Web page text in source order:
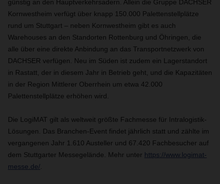
günstig an den Hauptverkehrsadern. Allein die Gruppe DACHSER
Kornwestheim verfügt über knapp 150.000 Palettenstellplätze
rund um Stuttgart – neben Kornwestheim gibt es auch
Warehouses an den Standorten Rottenburg und Öhringen, die
alle über eine direkte Anbindung an das Transportnetzwerk von
DACHSER verfügen. Neu im Süden ist zudem ein Lagerstandort
in Rastatt, der in diesem Jahr in Betrieb geht, und die Kapazitäten
in der Region Mittlerer Oberrhein um etwa 42.000
Palettenstellplätze erhöhen wird.
Die LogiMAT gilt als weltweit größte Fachmesse für Intralogistik-
Lösungen. Das Branchen-Event findet jährlich statt und zählte im
vergangenen Jahr 1.610 Austeller und 67.420 Fachbesucher auf
dem Stuttgarter Messegelände. Mehr unter https://www.logimat-
messe.de/